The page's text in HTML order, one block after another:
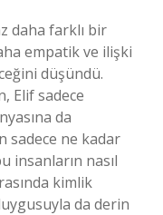
daha farklı bir
empatik ve ilişki
düşündü.
Elif sadece
da
sadece ne kadar
insanların nasıl
kimlik
da derin